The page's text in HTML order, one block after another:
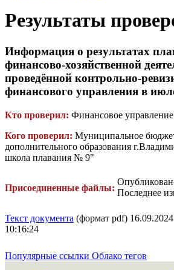
Результаты
Информация о результатах
финансово-хозяйственной
проведённой контрольно-
финансового управления в
Кто проверил: Финансовое управление
Кого проверил: Муниципальное
дополнительного образования
школа плавания № 9"
Присоединенные файлы:
Текст документа (формат pdf) 16.09.2024
10:16:24
Последнее
Популярные ссылки Облако тегов